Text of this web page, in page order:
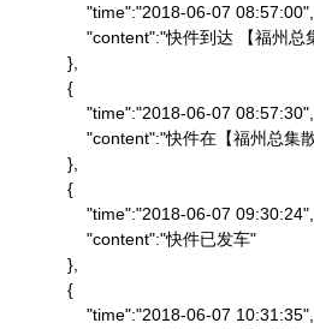
                "time":"2018-06-07 08:57:00",
"content":"快件到达 【福州
            },
            {
                "time":"2018-06-07 08:57:30",
"content":"快件在【福州
            },
            {
                "time":"2018-06-07 09:30:24",
                "content":"快件已发车"
            },
            {
                "time":"2018-06-07 10:31:35",